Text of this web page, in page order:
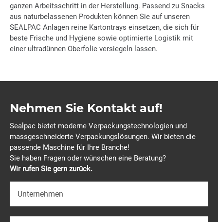
ganzen Arbeitsschritt in der Herstellung. Passend zu Snacks
aus naturbelassenen Produkten können Sie auf unseren
SEALPAC Anlagen reine Kartontrays einsetzen, die sich für
beste Frische und Hygiene sowie optimierte Logistik mit
einer ultradünnen Oberfolie versiegeln lassen.
Nehmen Sie Kontakt auf!
Sealpac bietet moderne Verpackungstechnologien und
massgeschneiderte Verpackungslösungen. Wir bieten die
passende Maschine für Ihre Branche!
Sie haben Fragen oder wünschen eine Beratung?
Wir rufen Sie gern zurück.